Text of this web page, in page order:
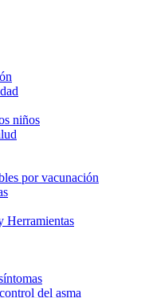
niños
por vacunación
Herramientas
del asma